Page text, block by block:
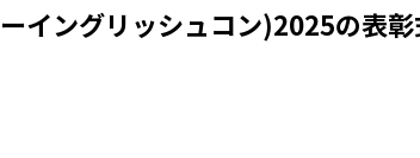
ングリッシュコン)2025の表彰